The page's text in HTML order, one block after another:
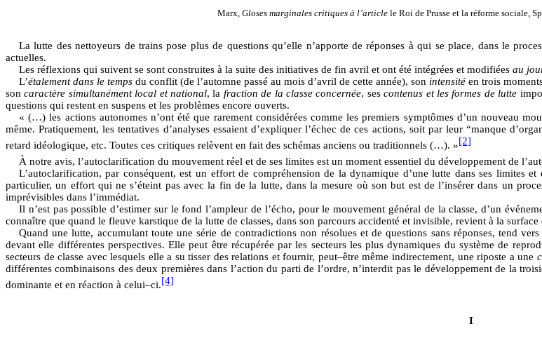
Marx,Gloses marginales critiques à l’article le Roi de Prusse et la réforme sociale,
La lutte des nettoyeurs de trains pose plus de questions qu’elle n’apporte de réponses à qui se place, dans le
actuelles.
Les réflexions qui suivent se sont construites à la suite des initiatives de fin avril et ont été intégrées et modifiées au
L’étalement dans le tempsdu conflit (de l’automne passé au mois d’avril de cette année), son intensité en trois
soncaractère simultanément local et national, la fraction de la classe concernée, sescontenus et les formes de lutte
questions qui restent en suspens et les problèmes encore ouverts.
« (…) les actions autonomes n’ont été que rarement considérées comme les premiers symptômes d’un nouveau
même. Pratiquement, les tentatives d’analyses essaient d’expliquer l’échec de ces actions, soit par leur “manque
retard idéologique, etc. Toutes ces critiques relèvent en fait des schémas anciens ou traditionnels (…). »[2]
À notre avis, l’autoclarification du mouvement réel et de ses limites est un moment essentiel du développement de
L’autoclarification, par conséquent, est un effort de compréhension de la dynamique d’une lutte dans ses limites
particulier, un effort qui ne s’éteint pas avec la fin de la lutte, dans la mesure où son but est de l’insérer dans un
imprévisibles dans l’immédiat.
Il n’est pas possible d’estimer sur le fond l’ampleur de l’écho, pour le mouvement général de la classe, d’un
connaître que quand le fleuve karstique de la lutte de classes, dans son parcours accidenté et invisible, revient à la
Quand une lutte, accumulant toute une série de contradictions non résolues et de questions sans réponses, tend
devant elle différentes perspectives. Elle peut être récupérée par les secteurs les plus dynamiques du système de
secteurs de classe avec lesquels elle a su tisser des relations et fournir, peut–être même indirectement, une riposte a une
différentes combinaisons des deux premières dans l’action du parti de l’ordre, n’interdit pas le développement de la
dominante et en réaction à celui–ci.[4]
I